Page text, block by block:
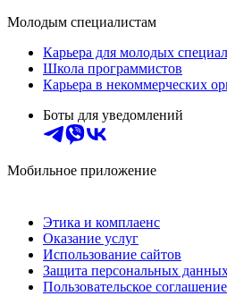
Молодым специалистам
Карьера для молодых
Школа программистов
Карьера в некоммерческих
Боты для уведомлений
Мобильное приложение
Этика и комплаенс
Оказание услуг
Использование сайтов
Защита персональных
Пользовательское соглашение